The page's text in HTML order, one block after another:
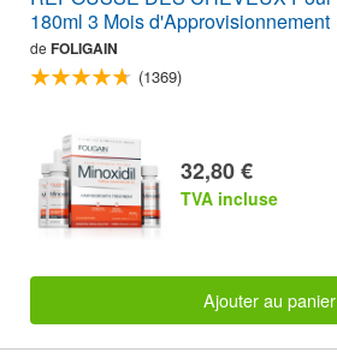
180ml 3 Mois d'Approvisionnement
de FOLIGAIN
(1369)
32,80 €
TVA incluse
Ajouter au panier